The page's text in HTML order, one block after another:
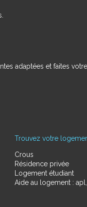
adaptées et faites
Trouvez votre
Crous
Résidence privée
Logement étudiant
Aide au logement :